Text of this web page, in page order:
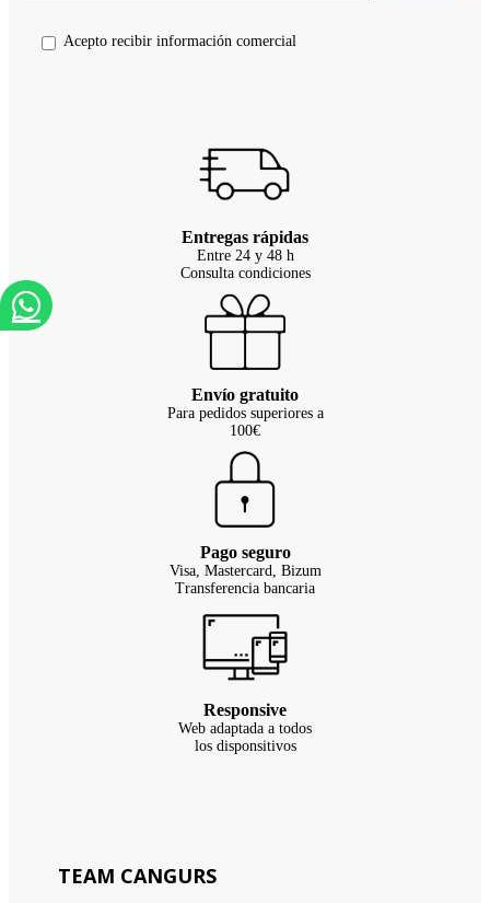
Acepto recibir información comercial
Entregas rápidas
Entre 24 y 48 h
Consulta condiciones
Envío gratuito
Para pedidos superiores a
100€
Pago seguro
Visa, Mastercard, Bizum
Transferencia bancaria
Responsive
Web adaptada a todos
los disponsitivos
TEAM CANGURS